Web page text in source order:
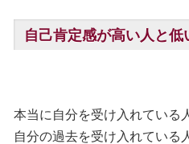
自己肯定感が高い人と低
本当に自分を受け入れている
自分の過去を受け入れている